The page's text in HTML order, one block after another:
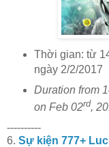
Thời gian: từ
ngày 2/2/2017
Duration from
on Feb 02rd,
----------
6. Sự kiện 777+